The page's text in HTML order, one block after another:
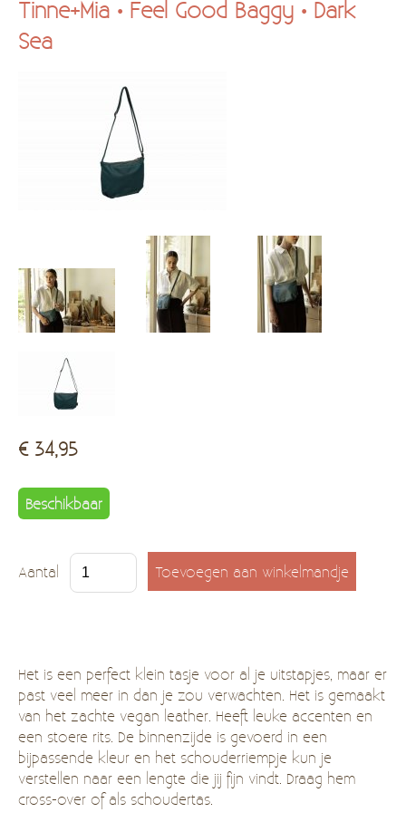
Tinne+Mia • Feel Good Baggy • Dark
Sea
€ 34,95
Beschikbaar
Aantal
Het is een perfect klein tasje voor al je uitstapjes, maar er
past veel meer in dan je zou verwachten. Het is gemaakt
van het zachte vegan leather. Heeft leuke accenten en
een stoere rits. De binnenzijde is gevoerd in een
bijpassende kleur en het schouderriempje kun je
verstellen naar een lengte die jij fijn vindt. Draag hem
cross-over of als schoudertas.